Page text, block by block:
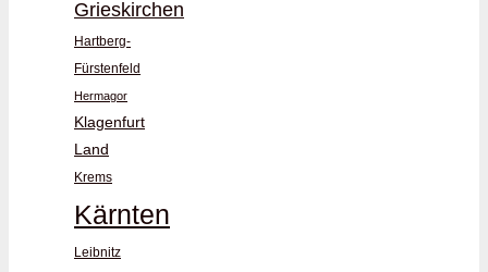
Grieskirchen
Hartberg-
Fürstenfeld
Hermagor
Klagenfurt
Land
Krems
Kärnten
Leibnitz